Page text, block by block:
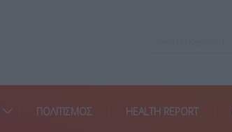
ΠΟΛΙΤΙΣΜΟΣ HEALTH REPORT